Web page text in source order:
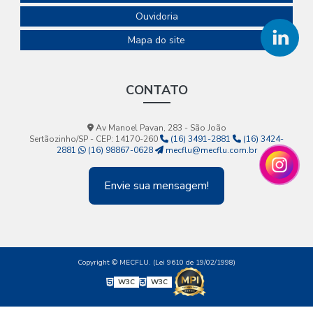
Ouvidoria
Mapa do site
CONTATO
Av Manoel Pavan, 283 - São João
Sertãozinho/SP - CEP: 14170-260
(16) 3491-2881
(16) 3424-
2881
(16) 98867-0628 mecflu@mecflu.com.br
Envie sua mensagem!
Copyright © MECFLU. (Lei 9610 de 19/02/1998)
W3C
W3C